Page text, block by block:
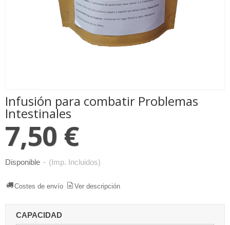
Infusión para combatir Problemas
Intestinales
7,50 €
Disponible - (Imp. Incluidos)
Costes de envío Ver descripción
CAPACIDAD